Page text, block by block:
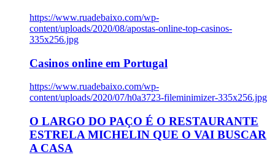
https://www.ruadebaixo.com/wp-
content/uploads/2020/08/apostas-online-top-casinos-
335x256.jpg
Casinos online em Portugal
https://www.ruadebaixo.com/wp-
content/uploads/2020/07/h0a3723-fileminimizer-335x256.jpg
O LARGO DO PAÇO É O RESTAURANTE
ESTRELA MICHELIN QUE O VAI BUSCAR
A CASA